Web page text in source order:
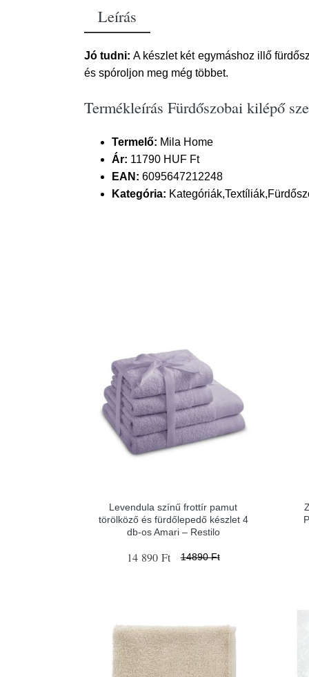
Leírás
Jó tudni: A készlet két egymáshoz illő
és spóroljon meg még többet.
Termékleírás Fürdőszobai kilépő
Termelő: Mila Home
Ár: 11790 HUF Ft
EAN: 6095647212248
Kategória:
Levendula színű frottír pamut
törölköző és fürdőlepedő készlet 4
db-os Amari – Restilo
14 890 Ft 14890 Ft